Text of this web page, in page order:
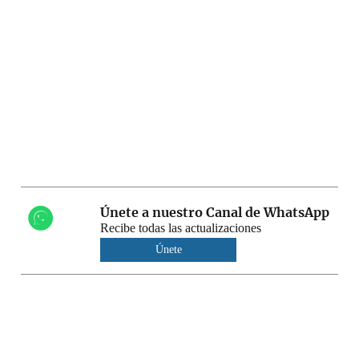
Únete a nuestro Canal de WhatsApp
Recibe todas las actualizaciones
Únete